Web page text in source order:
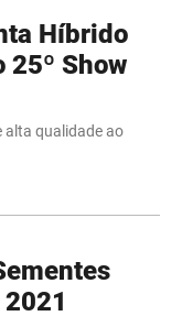
Híbrido
25º Show
alta qualidade ao